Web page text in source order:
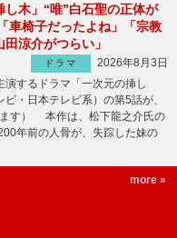
し木」“唯”白石聖の正体が
車椅子だったよね」「宗教
涼介がつらい」
ドラマ
2026年8月3日
するドラマ「一次元の挿し
・日本テレビ系）の第5話が、
す） 本作は、松下龍之介氏の
年前の人骨が、失踪した妹の
more »